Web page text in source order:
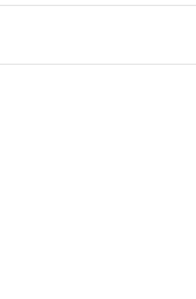
Belirtilmemiş